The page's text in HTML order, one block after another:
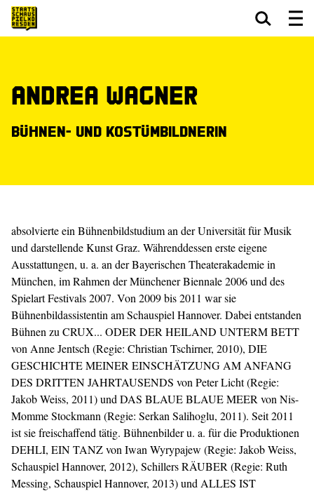
Andrea Wagner
Bühnen- und Kostümbildnerin
absolvierte ein Bühnenbildstudium an der Universität für Musik
und darstellende Kunst Graz. Währenddessen erste eigene
Ausstattungen, u. a. an der Bayerischen Theaterakademie in
München, im Rahmen der Münchener Biennale 2006 und des
Spielart Festivals 2007. Von 2009 bis 2011 war sie
Bühnenbildassistentin am Schauspiel Hannover. Dabei entstanden
Bühnen zu CRUX... ODER DER HEILAND UNTERM BETT
von Anne Jentsch (Regie: Christian Tschirner, 2010), DIE
GESCHICHTE MEINER EINSCHÄTZUNG AM ANFANG
DES DRITTEN JAHRTAUSENDS von Peter Licht (Regie:
Jakob Weiss, 2011) und DAS BLAUE BLAUE MEER von Nis-
Momme Stockmann (Regie: Serkan Salihoglu, 2011). Seit 2011
ist sie freischaffend tätig. Bühnenbilder u. a. für die Produktionen
DEHLI, EIN TANZ von Iwan Wyrypajew (Regie: Jakob Weiss,
Schauspiel Hannover, 2012), Schillers RÄUBER (Regie: Ruth
Messing, Schauspiel Hannover, 2013) und ALLES IST